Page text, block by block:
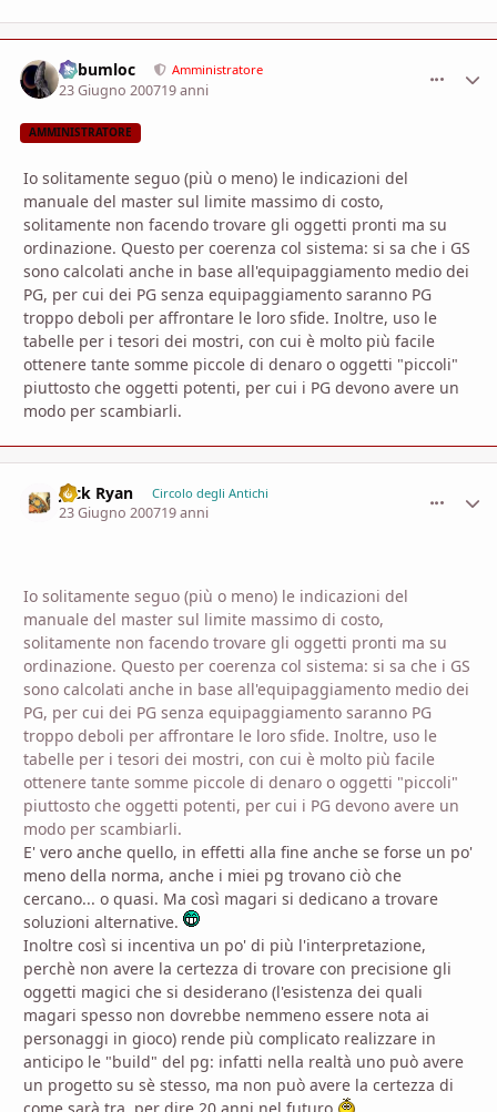
Subumloc Amministratore
23 Giugno 200719 anni
AMMINISTRATORE
Io solitamente seguo (più o meno) le indicazioni del
manuale del master sul limite massimo di costo,
solitamente non facendo trovare gli oggetti pronti ma su
ordinazione. Questo per coerenza col sistema: si sa che i GS
sono calcolati anche in base all'equipaggiamento medio dei
PG, per cui dei PG senza equipaggiamento saranno PG
troppo deboli per affrontare le loro sfide. Inoltre, uso le
tabelle per i tesori dei mostri, con cui è molto più facile
ottenere tante somme piccole di denaro o oggetti "piccoli"
piuttosto che oggetti potenti, per cui i PG devono avere un
modo per scambiarli.
Jack Ryan Circolo degli Antichi
23 Giugno 200719 anni
Io solitamente seguo (più o meno) le indicazioni del
manuale del master sul limite massimo di costo,
solitamente non facendo trovare gli oggetti pronti ma su
ordinazione. Questo per coerenza col sistema: si sa che i GS
sono calcolati anche in base all'equipaggiamento medio dei
PG, per cui dei PG senza equipaggiamento saranno PG
troppo deboli per affrontare le loro sfide. Inoltre, uso le
tabelle per i tesori dei mostri, con cui è molto più facile
ottenere tante somme piccole di denaro o oggetti "piccoli"
piuttosto che oggetti potenti, per cui i PG devono avere un
modo per scambiarli.
E' vero anche quello, in effetti alla fine anche se forse un po'
meno della norma, anche i miei pg trovano ciò che
cercano... o quasi. Ma così magari si dedicano a trovare
soluzioni alternative.
Inoltre così si incentiva un po' di più l'interpretazione,
perchè non avere la certezza di trovare con precisione gli
oggetti magici che si desiderano (l'esistenza dei quali
magari spesso non dovrebbe nemmeno essere nota ai
personaggi in gioco) rende più complicato realizzare in
anticipo le "build" del pg: infatti nella realtà uno può avere
un progetto su sè stesso, ma non può avere la certezza di